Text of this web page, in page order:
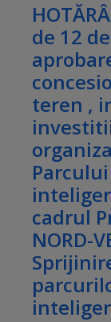
de 12
teren ,
cadrul
NORD-